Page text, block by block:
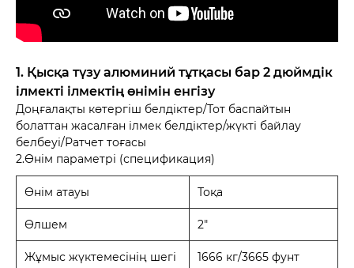
1. Қысқа түзу алюминий тұтқасы бар 2 дюймдік
ілмекті ілмектің өнімін енгізу
Доңғалақты көтергіш белдіктер/Тот баспайтын
болаттан жасалған ілмек белдіктер/жүкті байлау
белбеуі/Ратчет тоғасы
2.Өнім параметрі (спецификация)
Өнім атауы Тоқа
Өлшем 2"
Жұмыс жүктемесінің шегі 1666 кг/3665 фунт